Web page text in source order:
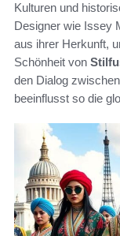
Kulturen und
Designer wie Issey
aus ihrer Herkunft,
Schönheit von
den Dialog
beeinflusst so die